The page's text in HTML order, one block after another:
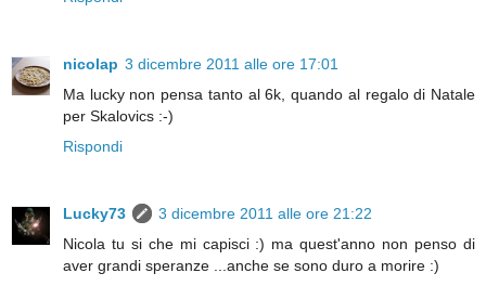
nicolap 3 dicembre 2011 alle ore 17:01
Ma lucky non pensa tanto al 6k, quando al regalo di Natale
per Skalovics :-)
Rispondi
Lucky73
3 dicembre 2011 alle ore 21:22
Nicola tu si che mi capisci :) ma quest'anno non penso di
aver grandi speranze ...anche se sono duro a morire :)